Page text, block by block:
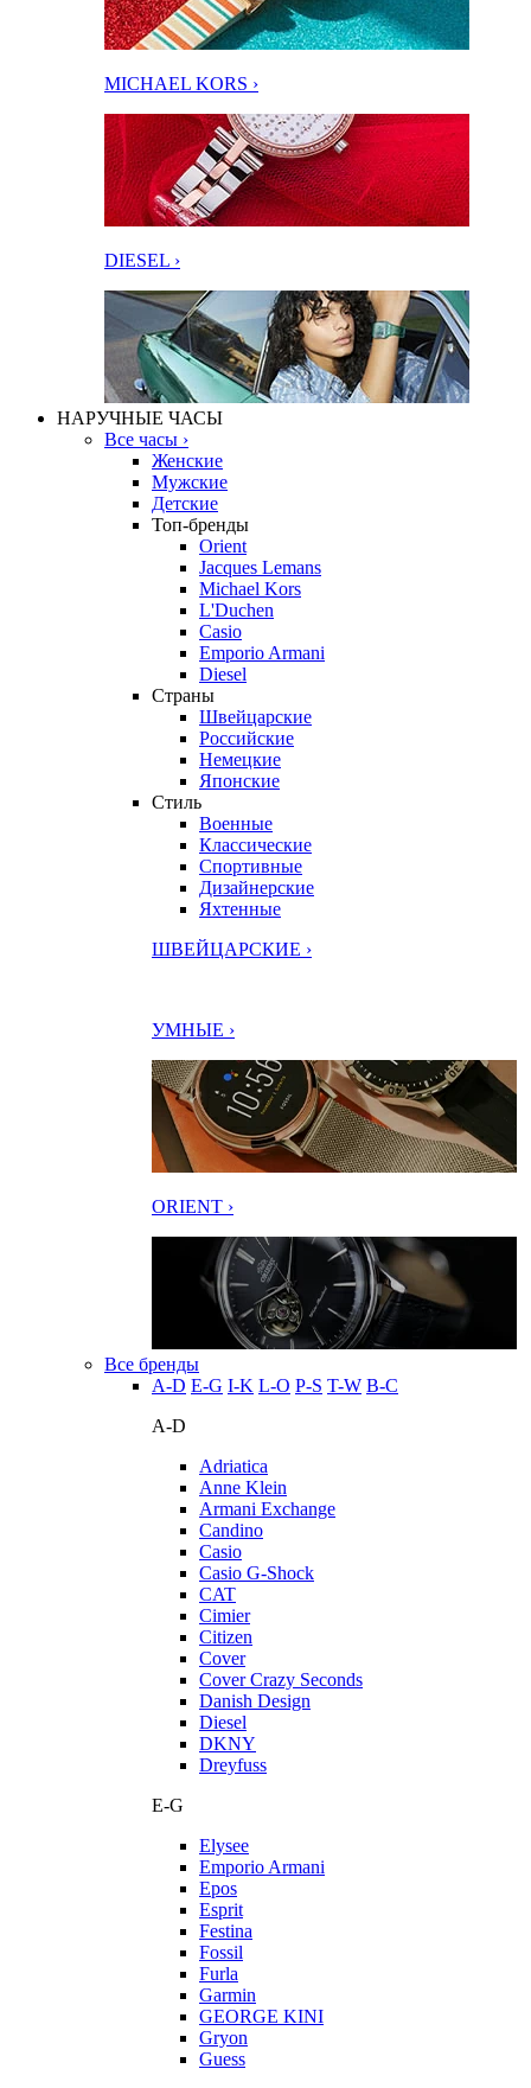
MICHAEL KORS ›
DIESEL ›
НАРУЧНЫЕ ЧАСЫ
Все часы ›
Женские
Мужские
Детские
Топ-бренды
Orient
Jacques Lemans
Michael Kors
L'Duchen
Casio
Emporio Armani
Diesel
Страны
Швейцарские
Российские
Немецкие
Японские
Стиль
Военные
Классические
Спортивные
Дизайнерские
Яхтенные
ШВЕЙЦАРСКИЕ ›
УМНЫЕ ›
ORIENT ›
Все бренды
A-D E-G I-K L-O P-S T-W В-С
A-D
Adriatica
Anne Klein
Armani Exchange
Candino
Casio
Casio G-Shock
CAT
Cimier
Citizen
Cover
Cover Crazy Seconds
Danish Design
Diesel
DKNY
Dreyfuss
E-G
Elysee
Emporio Armani
Epos
Esprit
Festina
Fossil
Furla
Garmin
GEORGE KINI
Gryon
Guess